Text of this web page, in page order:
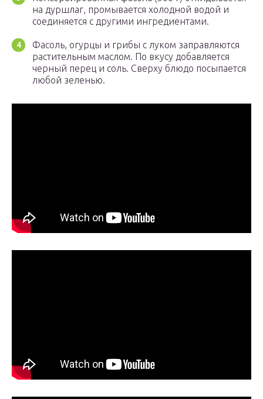
на дуршлаг, промывается холодной водой и
соединяется с другими ингредиентами.
Фасоль, огурцы и грибы с луком заправляются
растительным маслом. По вкусу добавляется
черный перец и соль. Сверху блюдо посыпается
любой зеленью.